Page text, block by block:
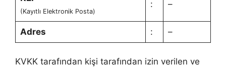
(Kayıtlı Elektronik Posta)
: –
Adres : –
KVKK tarafından kişi tarafından izin verilen ve